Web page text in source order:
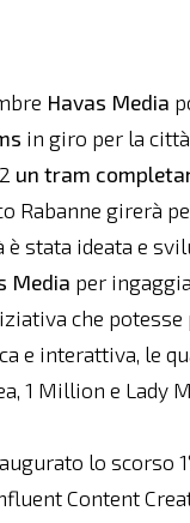
Havas Media
in giro per la
un tram
Rabanne girerà
è stata ideata e
Media per
che potesse
e interattiva, le
1 Million e Lady
lo scorso
Content